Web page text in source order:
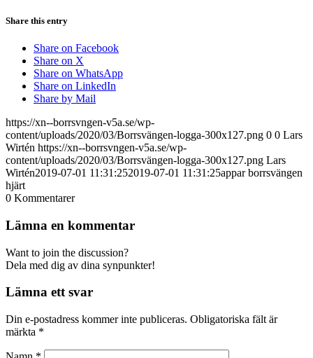
Share this entry
Share on Facebook
Share on X
Share on WhatsApp
Share on LinkedIn
Share by Mail
https://xn--borrsvngen-v5a.se/wp-
content/uploads/2020/03/Borrsvängen-logga-300x127.png 0 0 Lars
Wirtén https://xn--borrsvngen-v5a.se/wp-
content/uploads/2020/03/Borrsvängen-logga-300x127.png Lars
Wirtén2019-07-01 11:31:252019-07-01 11:31:25appar borrsvängen
hjärt
0 Kommentarer
Lämna en kommentar
Want to join the discussion?
Dela med dig av dina synpunkter!
Lämna ett svar
Din e-postadress kommer inte publiceras. Obligatoriska fält är
märkta *